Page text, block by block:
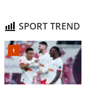
SPORT TREND